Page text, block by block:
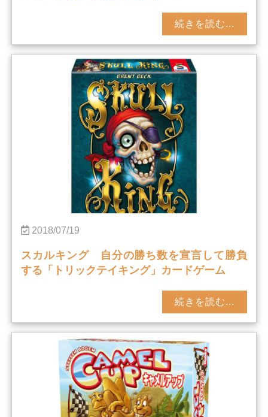
続きを読む...
2018/07/19
スカルキング 自分の勝ち数を宣言して勝負
する「トリックテイキング」カードゲーム
続きを読む...